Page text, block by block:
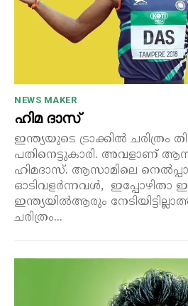
NEWS MAKER
ഹിമ ദാസ്
ഇന്ത്യയുടെ ട്രാക്കിൽ ചരിത്രം
പതിനെട്ടുകാരി. അവളാണ്
ഹിമദാസ്. ആസാമിലെ
ഓടിവളർന്നവൾ, ഇപ്പോഴിതാ
ഇന്ത്യയിൽആരും
ചരിത്രം...